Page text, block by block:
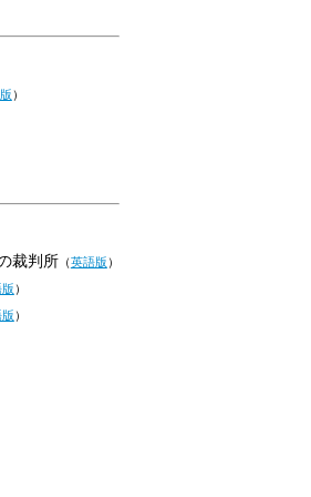
）
裁判所（英語版）
）
）